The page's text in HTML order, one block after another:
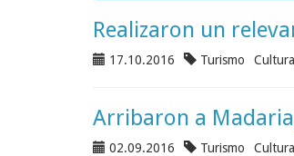
Realizaron un
17.10.2016 Turismo
Arribaron a
02.09.2016 Turismo